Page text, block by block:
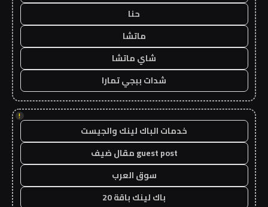
حنا
ماتشا
شاي ماتشا
شدات ببجي تمارا
!
خدمات الباك لينك والجيست
guest post مقال ضيف
سوق العرب
باك لينك باقة 20